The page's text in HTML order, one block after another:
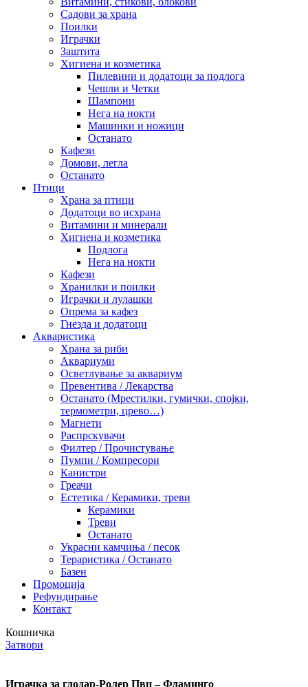
Садови за храна
Поилки
Играчки
Заштита
Хигиена и козметика
Пилевини и додатоци за подлога
Чешли и Четки
Шампони
Нега на нокти
Машинки и ножици
Останато
Кафези
Домови, легла
Останато
Птици
Храна за птици
Додатоци во исхрана
Витамини и минерали
Хигиена и козметика
Подлога
Нега на нокти
Кафези
Хранилки и поилки
Играчки и лулашки
Опрема за кафез
Гнезда и додатоци
Акваристика
Храна за риби
Аквариуми
Осветлување за аквариум
Превентива / Лекарства
Останато (Мрестилки, гумички, спојки,
термометри, црево…)
Магнети
Распрскувачи
Филтер / Прочистување
Пумпи / Компресори
Канистри
Греачи
Естетика / Керамики, треви
Керамики
Треви
Останато
Украсни камчиња / песок
Тераристика / Останато
Базен
Промоција
Рефундирање
Контакт
Кошничка
Затвори
Играчка за глодар-Ролер Пвц – Фламинго